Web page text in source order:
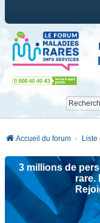
Accueil du forum Liste
3 millions de
rare.